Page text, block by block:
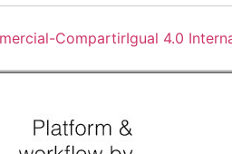
CompartirIgual 4.0